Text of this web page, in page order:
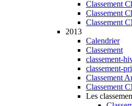
Classement
Classement
Classement
2013
Calendrier
Classement
classement-
classement-
Classement
Classement
Les